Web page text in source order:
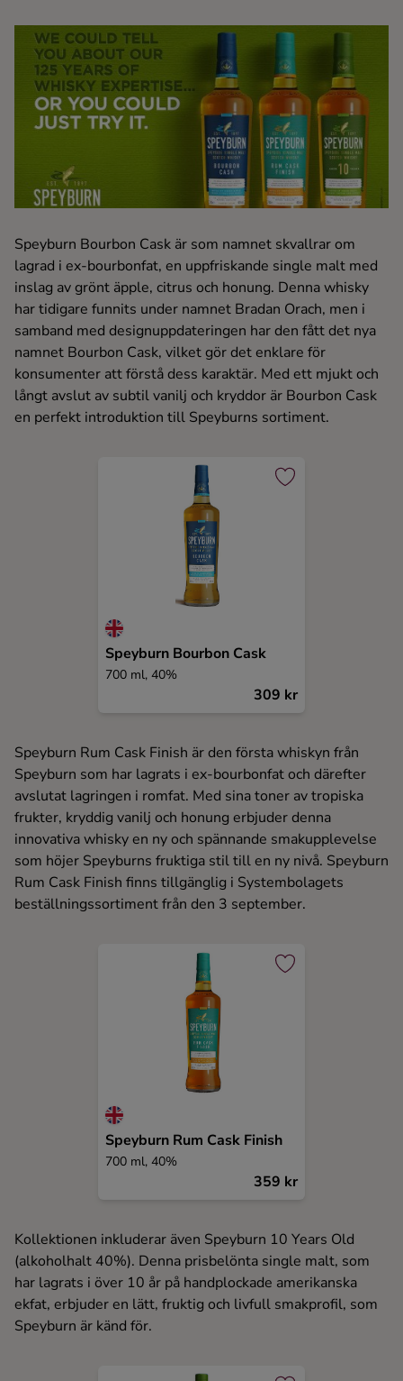
Tequila
Vodka
Ingredienser
Speyburn Bourbon Cask är som namnet skvallrar om
lagrad i ex-bourbonfat, en uppfriskande single malt med
inslag av grönt äpple, citrus och honung. Denna whisky
har tidigare funnits under namnet Bradan Orach, men i
samband med designuppdateringen har den fått det nya
namnet Bourbon Cask, vilket gör det enklare för
konsumenter att förstå dess karaktär. Med ett mjukt och
långt avslut av subtil vanilj och kryddor är Bourbon Cask
en perfekt introduktion till Speyburns sortiment.
Speyburn Bourbon Cask
700 ml, 40%
309 kr
Speyburn Rum Cask Finish är den första whiskyn från
Speyburn som har lagrats i ex-bourbonfat och därefter
avslutat lagringen i romfat. Med sina toner av tropiska
frukter, kryddig vanilj och honung erbjuder denna
innovativa whisky en ny och spännande smakupplevelse
som höjer Speyburns fruktiga stil till en ny nivå. Speyburn
Rum Cask Finish finns tillgänglig i Systembolagets
beställningssortiment från den 3 september.
Speyburn Rum Cask Finish
700 ml, 40%
359 kr
Kollektionen inkluderar även Speyburn 10 Years Old
(alkoholhalt 40%). Denna prisbelönta single malt, som
har lagrats i över 10 år på handplockade amerikanska
ekfat, erbjuder en lätt, fruktig och livfull smakprofil, som
Speyburn är känd för.